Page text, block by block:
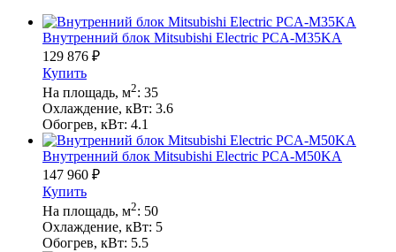
Внутренний блок Mitsubishi Electric PCA-M35KA
129 876 ₽
Купить
На площадь, м2: 35
Охлаждение, кВт: 3.6
Обогрев, кВт: 4.1
Внутренний блок Mitsubishi Electric PCA-M50KA
147 960 ₽
Купить
На площадь, м2: 50
Охлаждение, кВт: 5
Обогрев, кВт: 5.5